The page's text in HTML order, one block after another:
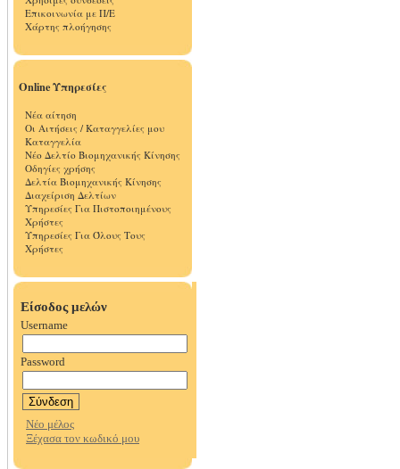
Επικοινωνία με Π/Ε
Χάρτης πλοήγησης
Online Υπηρεσίες
Νέα αίτηση
Οι Αιτήσεις / Καταγγελίες μου
Καταγγελία
Νέο Δελτίο Βιομηχανικής Κίνησης
Οδηγίες χρήσης
Δελτία Βιομηχανικής Κίνησης
Διαχείριση Δελτίων
Υπηρεσίες Για Πιστοποιημένους
Χρήστες
Υπηρεσίες Για Όλους Τους
Χρήστες